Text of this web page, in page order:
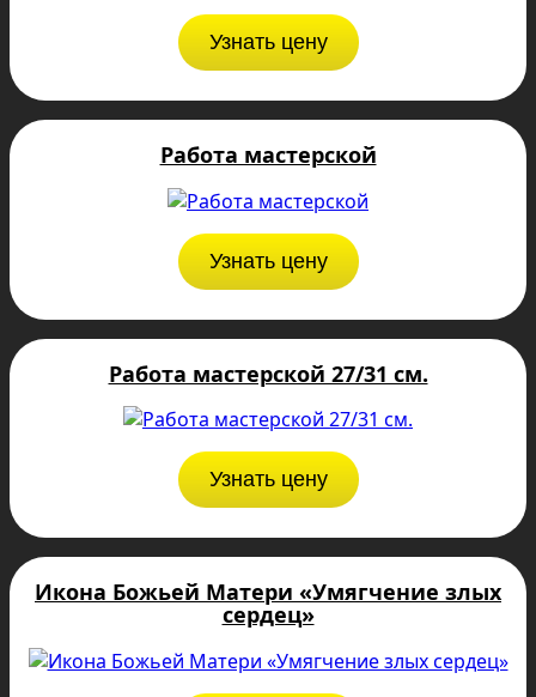
Узнать цену
Работа мастерской
Узнать цену
Работа мастерской 27/31 см.
Узнать цену
Икона Божьей Матери «Умягчение злых
сердец»